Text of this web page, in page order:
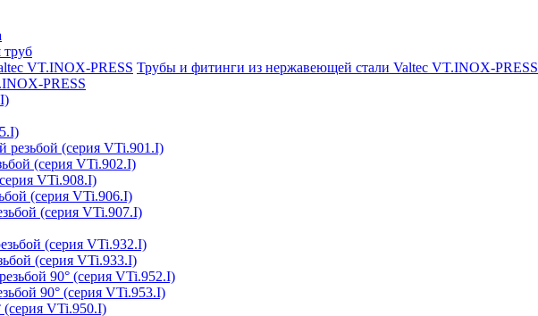
труб
Трубы и фитинги из нержавеющей стали Valtec VT.INOX-PRESS
PRESS
резьбой (серия VTi.901.I)
(серия VTi.902.I)
VTi.908.I)
(серия VTi.906.I)
(серия VTi.907.I)
(серия VTi.932.I)
(серия VTi.933.I)
90° (серия VTi.952.I)
90° (серия VTi.953.I)
(серия VTi.950.I)